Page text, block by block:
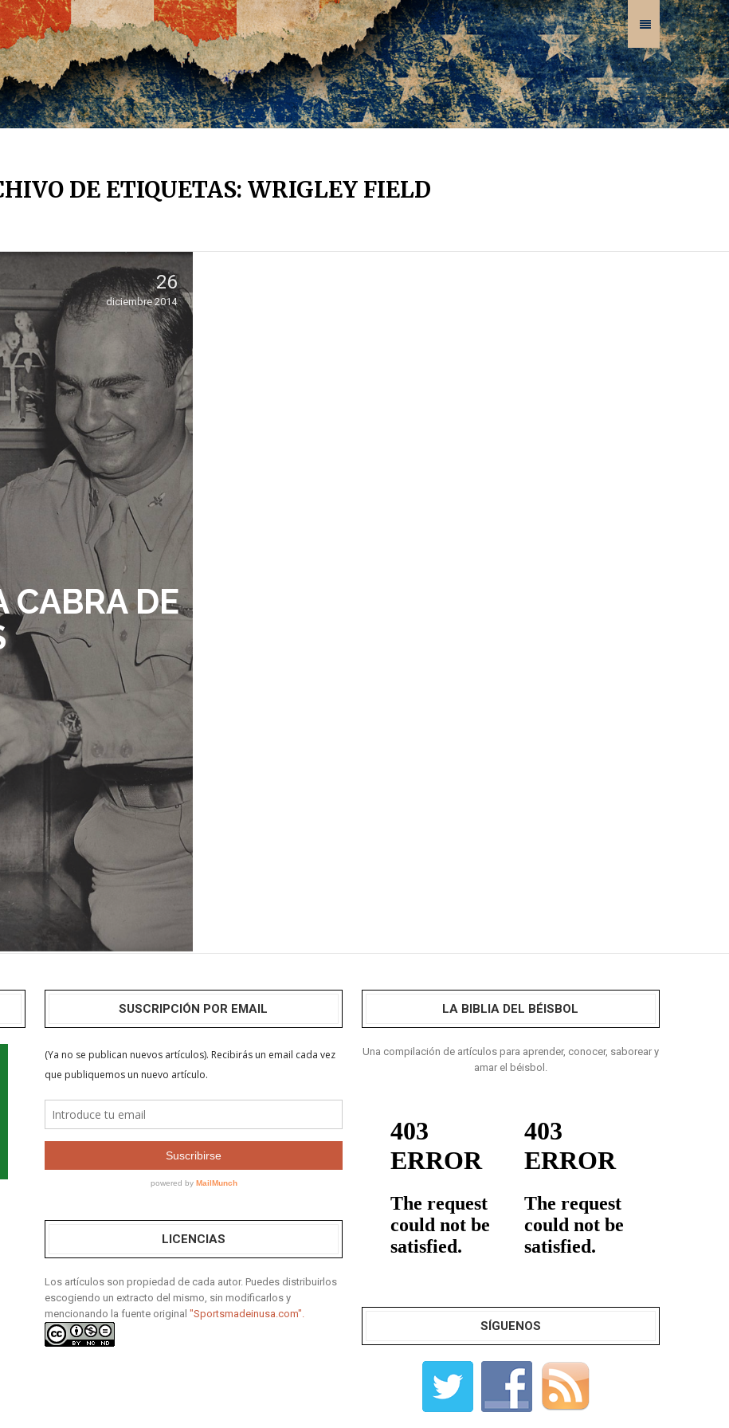
DE ETIQUETAS: WRIGLEY FIELD
26
diciembre 2014
CABRA DE
SUSCRIPCIÓN POR EMAIL
LICENCIAS
Los artículos son propiedad de cada autor. Puedes distribuirlos
escogiendo un extracto del mismo, sin modificarlos y
mencionando la fuente original "Sportsmadeinusa.com".
LA BIBLIA DEL BÉISBOL
Una compilación de artículos para aprender, conocer, saborear y
amar el béisbol.
SÍGUENOS